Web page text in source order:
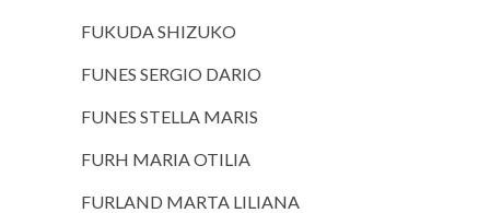
FUKUDA SHIZUKO
FUNES SERGIO DARIO
FUNES STELLA MARIS
FURH MARIA OTILIA
FURLAND MARTA LILIANA